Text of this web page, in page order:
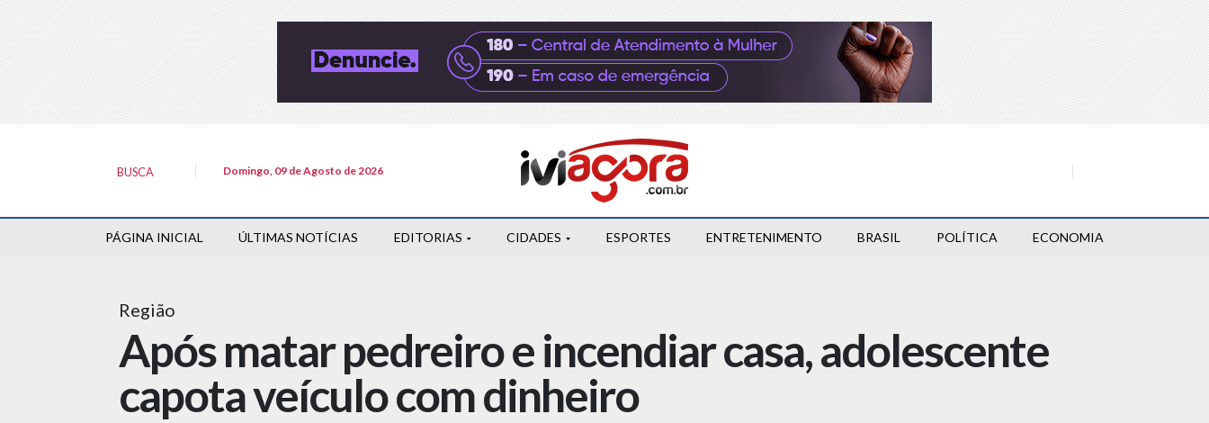
BUSCA Domingo, 09 de Agosto de 2026
PÁGINA INICIAL ÚLTIMAS NOTÍCIAS EDITORIAS CIDADES ESPORTES ENTRETENIMENTO BRASIL POLÍTICA ECONOMIA
Região
Após matar pedreiro e incendiar casa, adolescente
capota veículo com dinheiro